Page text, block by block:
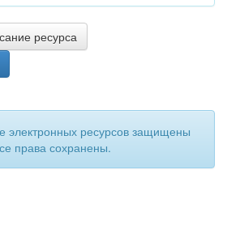
ресурса
электронных ресурсов защищены
права сохранены.